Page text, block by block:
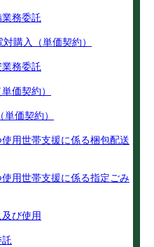
務委託
購入（単価契約）
務委託
価契約）
価契約）
用世帯支援に係る梱包配送
用世帯支援に係る指定ごみ
び使用
託